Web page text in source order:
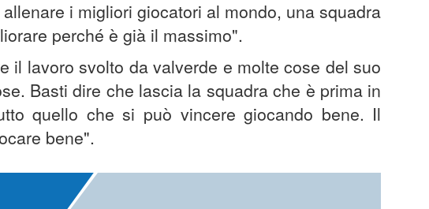
i migliori giocatori al mondo, una squadra
perché è già il massimo".
il lavoro svolto da valverde e molte cose del suo
Basti dire che lascia la squadra che è prima in
quello che si può vincere giocando bene. Il
bene".